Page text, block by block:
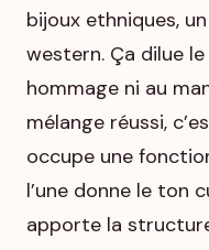
bijoux ethniques,
western. Ça dilue
hommage ni au
mélange réussi,
occupe une
l’une donne le ton
apporte la